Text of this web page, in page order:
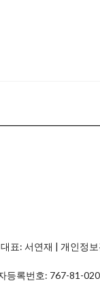
표: 서연재 | 개인정
등록번호: 767-81-